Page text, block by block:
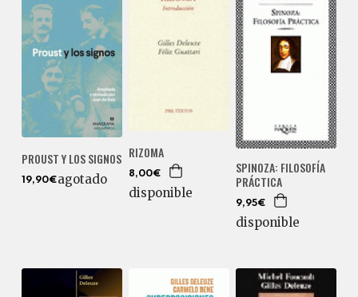
PROUST Y LOS SIGNOS
19,90€agotado
RIZOMA
8,00€
disponible
SPINOZA: FILOSOFÍA
PRÁCTICA
9,95€
disponible